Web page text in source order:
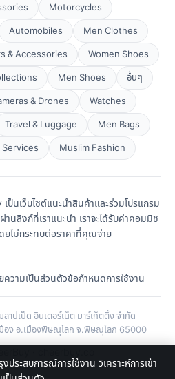
Motorcycles
Automobiles
Men Clothes
& Accessories
Women Shoes
Men Shoes
อื่นๆ
& Drones
Watches
Travel & Luggage
Men Bags
Muslim Fashion
ป็นเว็บไซต์แนะนำสินค้าและร่วมโปรแกรม
ลิงก์ที่เราแนะนำ เราจะได้รับค่าคอมมิช
ยไม่กระทบต่อราคาที่คุณจ่าย
ความเป็นส่วนตัวข้อกำหนดการใช้งาน
าปเป็ด อินเตอร์เน็ต มาร์เก็ตติ้ง จำกัด
อง อ.เมืองพิษณุโลก จ.พิษณุโลก 65000
ระสบการณ์การใช้งาน วิเคราะห์การเข้า